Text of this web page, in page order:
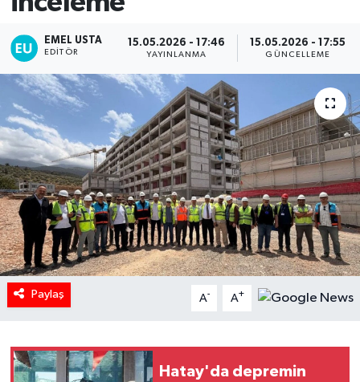
EMEL USTA
EDITÖR
15.05.2026 - 17:46
YAYINLANMA
15.05.2026 - 17:55
GÜNCELLEME
Paylaş A- A+
Hatay'da depremin